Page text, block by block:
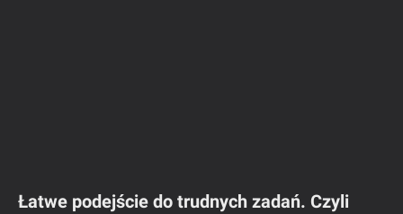
Łatwe podejście do trudnych zadań. Czyli